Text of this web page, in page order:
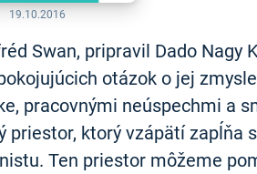
19.10.2016
Swan, pripravil Dado
otázok o jej
pracovnými neúspechmi a
priestor, ktorý vzápätí zapĺňa
Ten priestor môžeme